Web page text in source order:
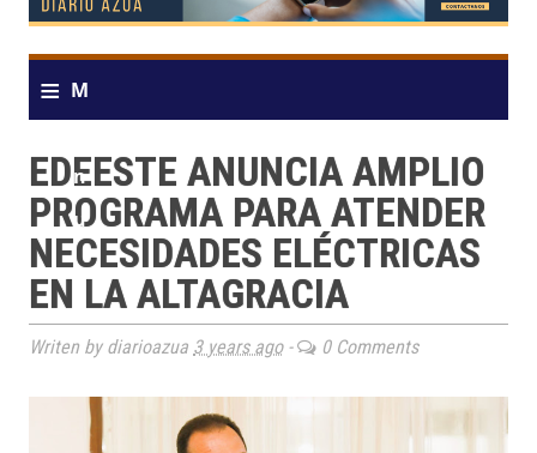
≡ M
n
u
EDEESTE ANUNCIA AMPLIO
PROGRAMA PARA ATENDER
NECESIDADES ELÉCTRICAS
EN LA ALTAGRACIA
Writen by diarioazua 3 years ago- 0 Comments